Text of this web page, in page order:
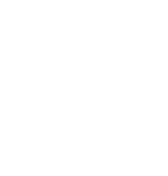
hiệu quả giúp nhân
lựa chọn, chất vải